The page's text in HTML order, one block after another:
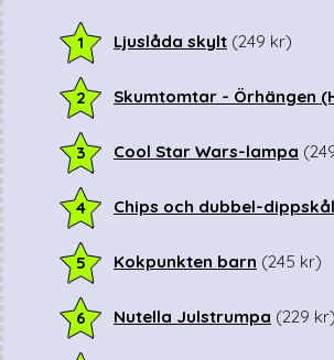
1 Ljuslåda skylt (249 kr)
2 Skumtomtar - Örhängen
3 Cool Star Wars-lampa (
4 Chips och dubbel-
5 Kokpunkten barn (245 kr)
6 Nutella Julstrumpa (229 kr)